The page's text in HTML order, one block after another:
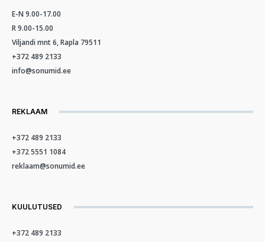
E-N 9.00-17.00
R 9.00-15.00
Viljandi mnt 6, Rapla 79511
+372 489 2133
info@sonumid.ee
REKLAAM
+372 489 2133
+372 5551 1084
reklaam@sonumid.ee
KUULUTUSED
+372 489 2133